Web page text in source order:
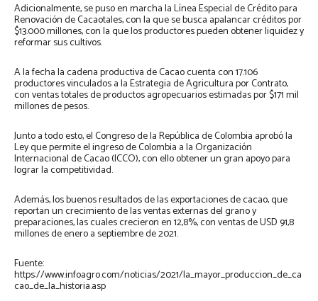
Adicionalmente, se puso en marcha la Línea Especial de Crédito para
Renovación de Cacaotales, con la que se busca apalancar créditos por
$13.000 millones, con la que los productores pueden obtener liquidez y
reformar sus cultivos.
A la fecha la cadena productiva de Cacao cuenta con 17.106
productores vinculados a la Estrategia de Agricultura por Contrato,
con ventas totales de productos agropecuarios estimadas por $171 mil
millones de pesos.
Junto a todo esto, el Congreso de la República de Colombia aprobó la
Ley que permite el ingreso de Colombia a la Organización
Internacional de Cacao (ICCO), con ello obtener un gran apoyo para
lograr la competitividad.
Además, los buenos resultados de las exportaciones de cacao, que
reportan un crecimiento de las ventas externas del grano y
preparaciones, las cuales crecieron en 12,8%, con ventas de USD 91,8
millones de enero a septiembre de 2021.
Fuente:
https://www.infoagro.com/noticias/2021/la_mayor_produccion_de_ca
cao_de_la_historia.asp